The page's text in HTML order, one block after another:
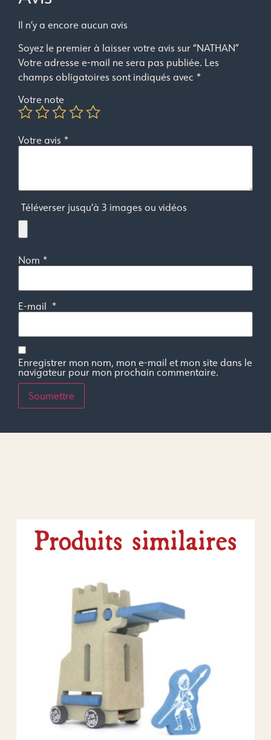
Il n’y a encore aucun avis
Soyez le premier à laisser votre avis sur “NATHAN”
Votre adresse e-mail ne sera pas publiée. Les
champs obligatoires sont indiqués avec *
Votre note
Votre avis *
Téléverser jusqu‘à 3 images ou vidéos
Nom *
E-mail *
Enregistrer mon nom, mon e-mail et mon site dans le
navigateur pour mon prochain commentaire.
Produits similaires